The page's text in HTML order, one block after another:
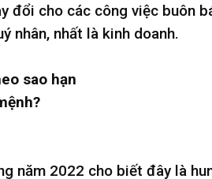
đổi cho các công việc buôn
nhân, nhất là kinh doanh.
sao hạn
năm 2022 cho biết đây là